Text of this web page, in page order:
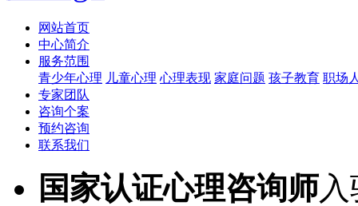
网站首页
中心简介
服务范围
青少年心理 儿童心理 心理表现 家庭问题 孩子教育 职场
专家团队
咨询个案
预约咨询
联系我们
国家认证心理咨询师